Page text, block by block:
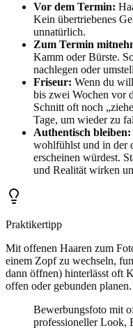
Vor dem Termin:
Kein übertriebenes
unnatürlich.
Zum Termin
Kamm oder Bürste.
nachlegen oder
Friseur: Wenn du
bis zwei Wochen vor
Schnitt oft noch
Tage, um wieder zu
Authentisch bleiben:
wohlfühlst und in der
erscheinen würdest.
und Realität wirken
Praktikertipp
Mit offenen Haaren zum
einem Zopf zu wechseln,
dann öffnen) hinterlässt oft
offen oder gebunden planen.
Bewerbungsfoto mit
professioneller Look,